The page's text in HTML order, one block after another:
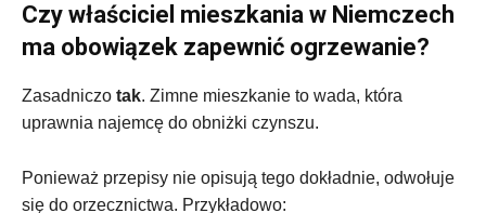
Czy właściciel mieszkania w Niemczech
ma obowiązek zapewnić ogrzewanie?
Zasadniczo tak. Zimne mieszkanie to wada, która
uprawnia najemcę do obniżki czynszu.
Ponieważ przepisy nie opisują tego dokładnie, odwołuje
się do orzecznictwa. Przykładowo: